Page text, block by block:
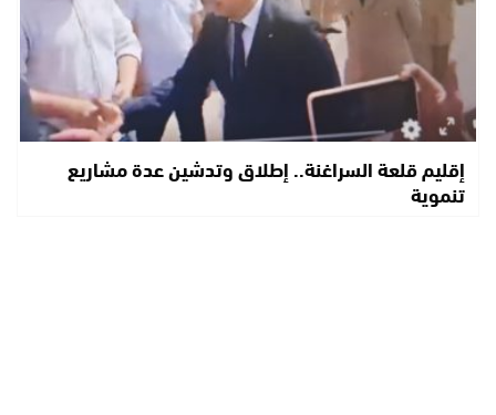
إقليم قلعة السراغنة.. إطلاق وتدشين عدة مشاريع
تنموية